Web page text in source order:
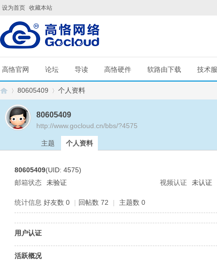
设为首页 收藏本站
高恪官网 论坛 导读 高恪硬件 软路由下载 技术
80605409 个人资料
80605409
http://www.gocloud.cn/bbs/?4575
主题 个人资料
80605409(UID: 4575)
邮箱状态
未验证 视频认证 未认证
统计信息 好友数 0 | 回帖数 72 | 主题数 0
用户认证
活跃概况